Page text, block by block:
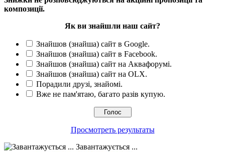
композиції.
Як ви знайшли наш сайт?
Знайшов (знайша) сайт в Google.
Знайшов (знайша) сайт в Facebook.
Знайшов (знайша) сайт на Аквафорумі.
Знайшов (знайша) сайт на OLX.
Порадили друзі, знайомі.
Вже не пам'ятаю, багато разів купую.
Просмотреть результаты
Завантажується ...